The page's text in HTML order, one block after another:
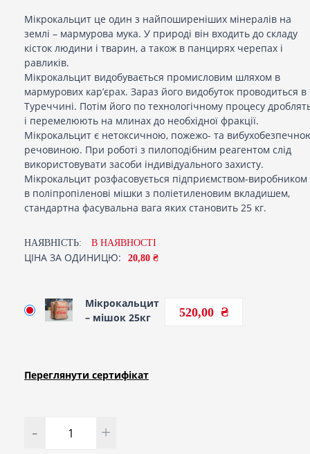
Мікрокальцит це один з найпоширеніших мінералів на
землі – мармурова мука. У природі він входить до складу
кісток людини і тварин, а також в панцирях черепах і
равликів.
Мікрокальцит видобувається промисловим шляхом в
мармурових кар’єрах. Зараз його видобуток проводиться в
Туреччині. Потім його по технологічному процесу
і перемелюють на млинах до необхідної фракції.
Мікрокальцит є нетоксичною, пожежо- та
речовиною. При роботі з пилоподібним реагентом слід
використовувати засоби індивідуального захисту.
Мікрокальцит розфасовується підприємством-виробником
в поліпропіленові мішки з поліетиленовим вкладишем,
стандартна фасувальна вага яких становить 25 кг.
Мікрокальцит
– мішок 25кг
520,00
НАЯВНІСТЬ: В НАЯВНОСТI
ЦІНА ЗА ОДИНИЦЮ: 20,80 ₴
Переглянути сертифiкат